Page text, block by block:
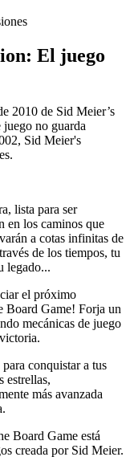
El juego
2010 de Sid Meier’s
no guarda
Sid Meier's
lista para ser
en los caminos que
a cotas infinitas de
de los tiempos, tu
legado...
el próximo
Board Game! Forja un
mecánicas de juego
conquistar a tus
estrellas,
más avanzada
Board Game está
creada por Sid Meier.